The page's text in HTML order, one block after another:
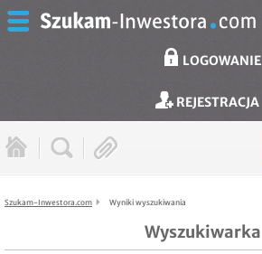
LOGOWANIE
REJESTRACJA
Szukam-Inwestora.com Wyniki wyszukiwania
Wyszukiwarka